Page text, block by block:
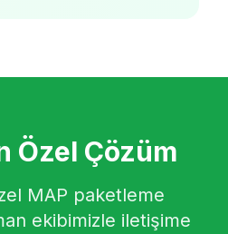
Özel Çözüm
MAP paketleme
ekibimizle iletişime